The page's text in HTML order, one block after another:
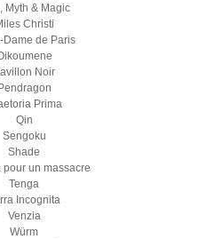
Myth & Magic
Christi
Dame de Paris
Noir
Prima
Qin
Sengoku
Shade
pour un massacre
Tenga
Incognita
Venzia
Würm